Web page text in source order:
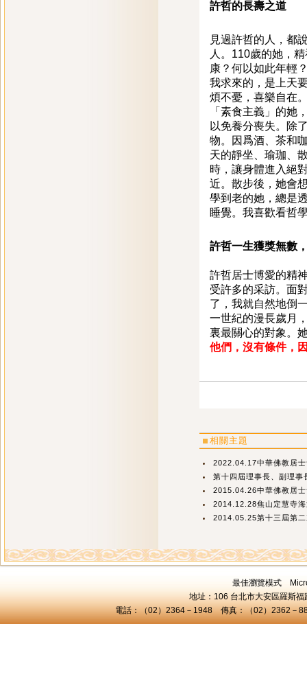
許哲的長壽之道
見過許哲的人，都
人。110歲的她，
康？何以如此年輕
我求來的，是上天
煩不憂，喜樂自在
「素食主義」的她
以免養分喪失。除
物。因爲酒、茶和
天的靜坐、瑜珈、
時，讓身體進入絕
近。散步後，她會
學到老的她，總是
睡覺。我喜歡看哲
許哲一生獲獎無數
許哲居士博愛的精
受許多的采訪。面
了，我就自然地倒
一世紀的漫長歲月
裏最關心的對象。
他們，沒有條件，
相關主題
2022.04.17中華佛教居
第十四屆理事長、副理
2015.04.26中華佛教居
2014.12.28焦山定慧寺
2014.05.25第十三屆第
最佳瀏覽模式
地址：106 台北市大安區羅斯
電話：（02）2364－1948 傳真：（02）2362－